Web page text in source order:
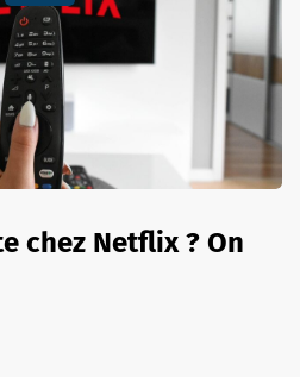
chez Netflix ? On